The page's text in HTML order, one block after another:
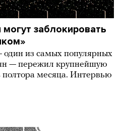
заблокировать
из самых популярных
— пережил крупнейшую
полтора месяца. Интервью